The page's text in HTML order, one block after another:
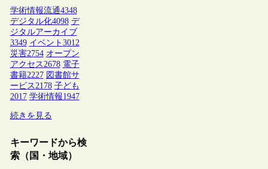
学術情報流通4348
デジタル化4098 デ
ジタルアーカイブ
3349 イベント 3012
災害2754 オープン
アクセス 2678 電子
書籍2227 図書館サ
ービス 2178 子ども
2017 学術情報1947
続きを見る
キーワードから検
索（国・地域）